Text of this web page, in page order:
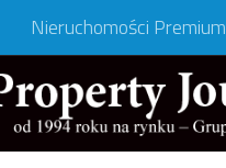
Nieruchomości Premium